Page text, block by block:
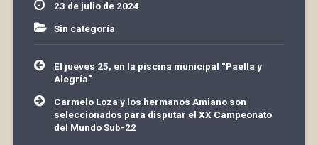
23 de julio de 2024
Sin categoría
Navegación
de
entradas
El jueves 25, en la piscina municipal “Paella y
Alegría”
Carmelo Loza y los hermanos Amiano son
seleccionados para disputar el XX Campeonato
del Mundo Sub-22